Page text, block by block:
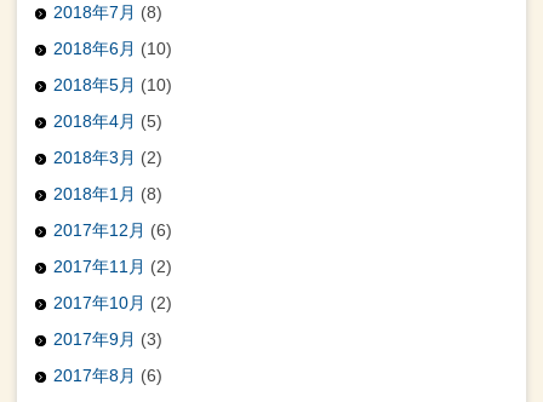
2018年7月 (8)
2018年6月 (10)
2018年5月 (10)
2018年4月 (5)
2018年3月 (2)
2018年1月 (8)
2017年12月 (6)
2017年11月 (2)
2017年10月 (2)
2017年9月 (3)
2017年8月 (6)